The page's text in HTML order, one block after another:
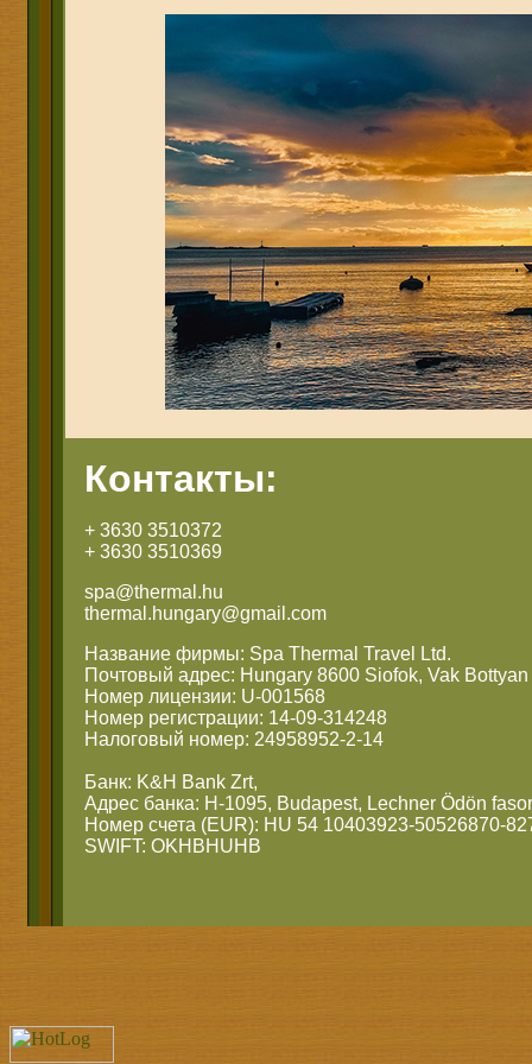
Контакты:
+ 3630 3510372
+ 3630 3510369
spa@thermal.hu
thermal.hungary@gmail.com
Название фирмы: Spa Thermal Travel Ltd.
Почтовый адрес: Hungary 8600 Siofok, Vak Bottyan
Номер лицензии: U-001568
Номер регистрации: 14-09-314248
Налоговый номер: 24958952-2-14
Банк: K&H Bank Zrt,
Адрес банка: H-1095, Budapest, Lechner Ödön
Номер счета (EUR): HU 54 10403923-50526870-
SWIFT: OKHBHUHB